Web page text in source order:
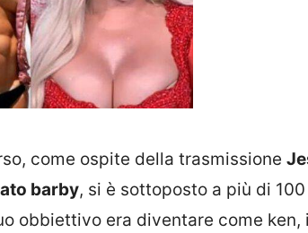
come ospite della trasmissione
barby, si è sottoposto a più di
obbiettivo era diventare come ken,